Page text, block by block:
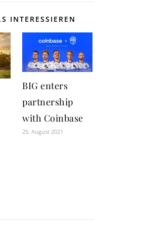
INTERESSIEREN
BIG enters
partnership
with Coinbase
25. August 2021